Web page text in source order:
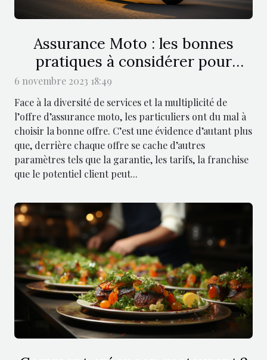
Assurance Moto : les bonnes
pratiques à considérer pour
réussir le choix de la bonne offre !
6 novembre 2023 18:49
Face à la diversité de services et la multiplicité de
l’offre d’assurance moto, les particuliers ont du mal à
choisir la bonne offre. C’est une évidence d’autant plus
que, derrière chaque offre se cache d’autres
paramètres tels que la garantie, les tarifs, la franchise
que le potentiel client peut...